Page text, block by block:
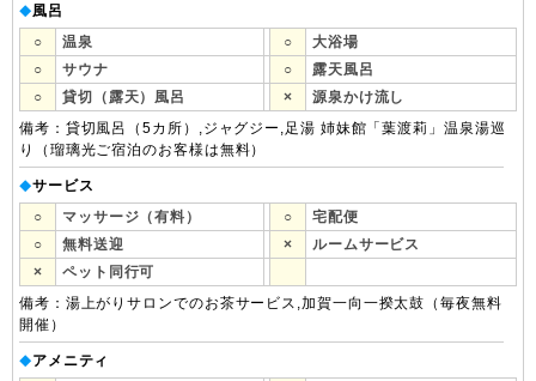
◆風呂
○
温泉 ○
大浴場
○
サウナ ○
露天風呂
○
貸切（露天）風呂 ×
源泉かけ流し
備考：貸切風呂（5カ所）,ジャグジー,足湯 姉妹館「葉渡莉」温泉湯巡
り（瑠璃光ご宿泊のお客様は無料）
◆サービス
○
マッサージ（有料） ○
宅配便
○
無料送迎 ×
ルームサービス
×
ペット同行可
備考：湯上がりサロンでのお茶サービス,加賀一向一揆太鼓（毎夜無料
開催）
◆アメニティ